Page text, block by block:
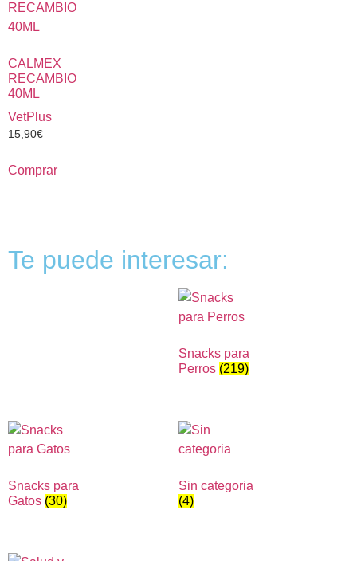
CALMEX
RECAMBIO
40ML
VetPlus
15,90€
Comprar
Te puede interesar:
Snacks para
Perros (219)
Snacks para
Gatos (30)
Sin categoria
(4)